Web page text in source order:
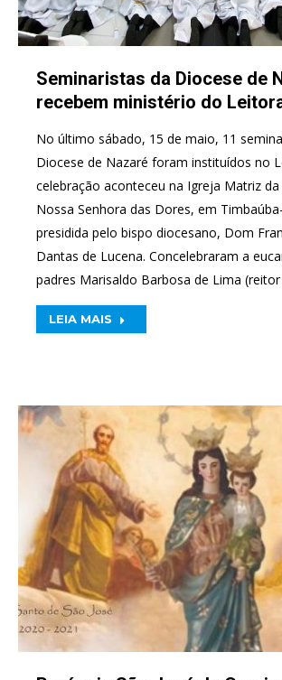
Seminaristas da Diocese de
recebem ministério do
No último sábado, 15 de maio, 11
Diocese de Nazaré foram instituídos no
celebração aconteceu na Igreja Matriz
Nossa Senhora das Dores, em
presidida pelo bispo diocesano, Dom
Dantas de Lucena. Concelebraram a
padres Marisaldo Barbosa de Lima
LEIA MAIS